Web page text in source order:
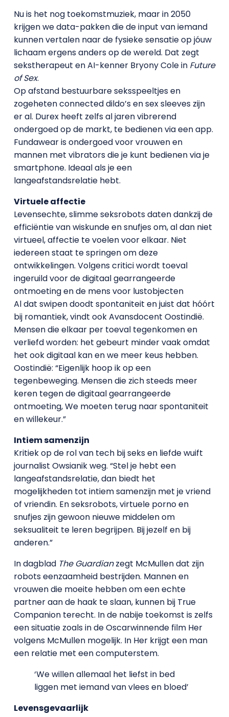
Nu is het nog toekomstmuziek, maar in 2050
krijgen we data-pakken die de input van iemand
kunnen vertalen naar de fysieke sensatie op jóuw
lichaam ergens anders op de wereld. Dat zegt
sekstherapeut en AI-kenner Bryony Cole in Future
of Sex.
Op afstand bestuurbare seksspeeltjes en
zogeheten connected dildo’s en sex sleeves zijn
er al. Durex heeft zelfs al jaren vibrerend
ondergoed op de markt, te bedienen via een app.
Fundawear is ondergoed voor vrouwen en
mannen met vibrators die je kunt bedienen via je
smartphone. Ideaal als je een
langeafstandsrelatie hebt.
Virtuele affectie
Levensechte, slimme seksrobots daten dankzij de
efficiëntie van wiskunde en snufjes om, al dan niet
virtueel, affectie te voelen voor elkaar. Niet
iedereen staat te springen om deze
ontwikkelingen. Volgens critici wordt toeval
ingeruild voor de digitaal gearrangeerde
ontmoeting en de mens voor lustobjecten
Al dat swipen doodt spontaniteit en juist dat hóórt
bij romantiek, vindt ook Avansdocent Oostindië.
Mensen die elkaar per toeval tegenkomen en
verliefd worden: het gebeurt minder vaak omdat
het ook digitaal kan en we meer keus hebben.
Oostindië: “Eigenlijk hoop ik op een
tegenbeweging. Mensen die zich steeds meer
keren tegen de digitaal gearrangeerde
ontmoeting, We moeten terug naar spontaniteit
en willekeur.”
Intiem samenzijn
Kritiek op de rol van tech bij seks en liefde wuift
journalist Owsianik weg. “Stel je hebt een
langeafstandsrelatie, dan biedt het
mogelijkheden tot intiem samenzijn met je vriend
of vriendin. En seksrobots, virtuele porno en
snufjes zijn gewoon nieuwe middelen om
seksualiteit te leren begrijpen. Bij jezelf en bij
anderen.”
In dagblad The Guardianzegt McMullen dat zijn
robots eenzaamheid bestrijden. Mannen en
vrouwen die moeite hebben om een echte
partner aan de haak te slaan, kunnen bij True
Companion terecht. In de nabije toekomst is zelfs
een situatie zoals in de Oscarwinnende film Her
volgens McMullen mogelijk. In Her krijgt een man
een relatie met een computerstem.
‘We willen allemaal het liefst in bed
liggen met iemand van vlees en bloed’
Levensgevaarlijk